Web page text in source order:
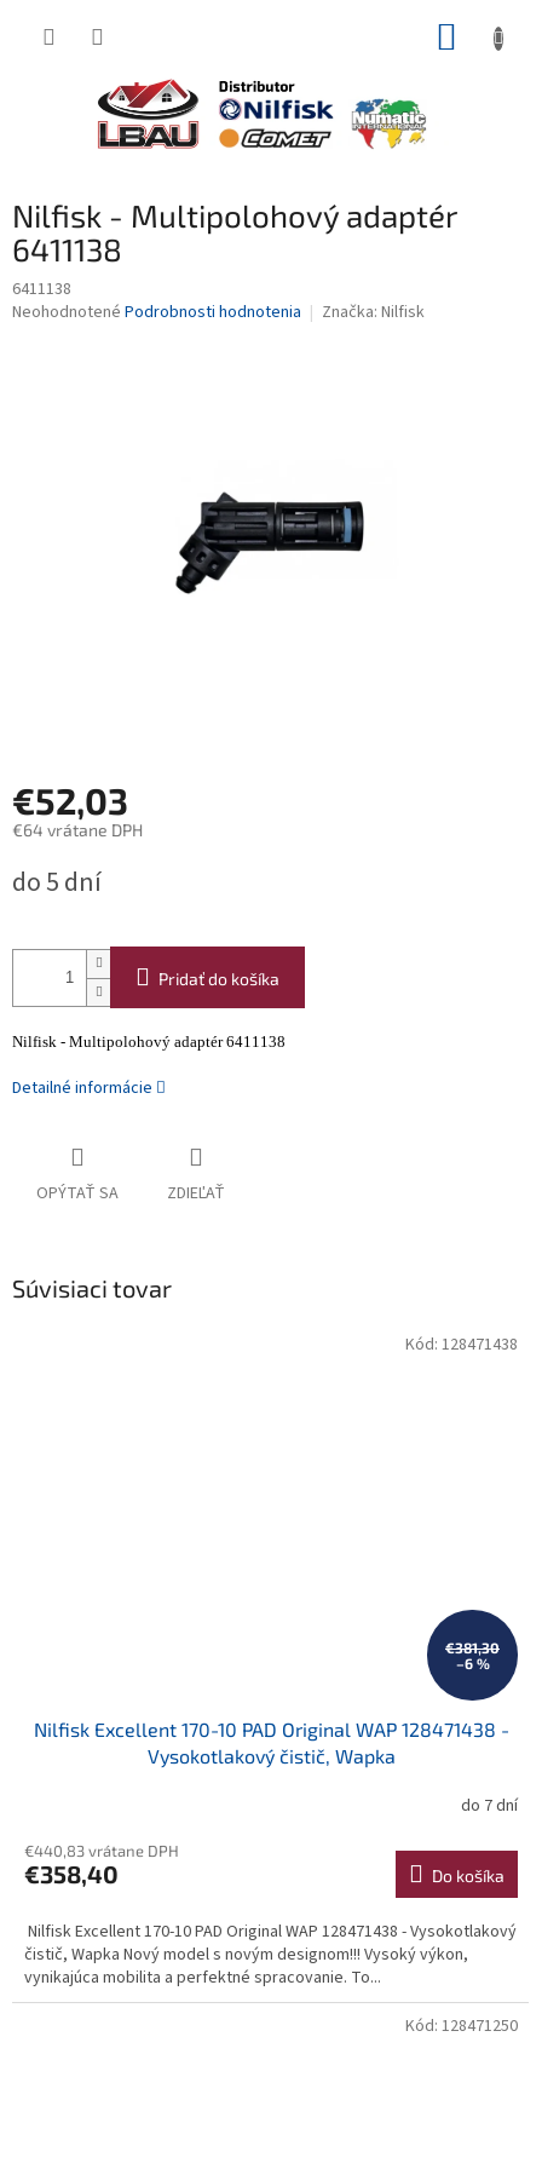
Nilfisk - Multipolohový adaptér
6411138
6411138
Priemerné
Neohodnotené Podrobnosti hodnotenia Značka: Nilfisk
€52,03
€64 vrátane DPH
cena:
do 5 dní
Pridať do košíka
Nilfisk - Multipolohový adaptér 6411138
Detailné informácie
OPÝTAŤ SA ZDIEĽAŤ
Súvisiaci tovar
€381,30
–6 %
Nilfisk Excellent 170-10 PAD Original WAP 128471438 -
Vysokotlakový čistič, Wapka
do 7 dní
€440,83 vrátane DPH
€358,40 Do košíka
Nilfisk Excellent 170-10 PAD Original WAP 128471438 - Vysokotlakový
čistič, Wapka Nový model s novým designom!!! Vysoký výkon,
vynikajúca mobilita a perfektné spracovanie. To...
Kód: 128471438
Kód: 128471250